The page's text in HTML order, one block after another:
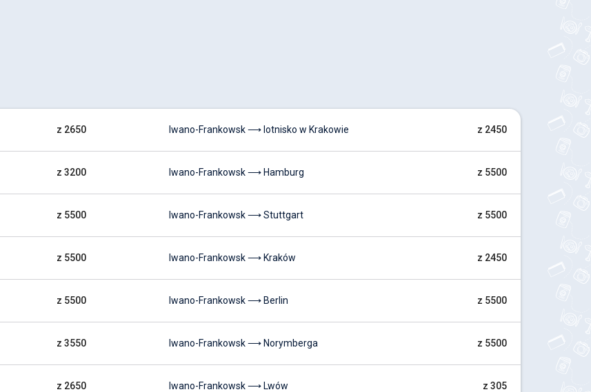
z 2650
z 3200
z 5500
z 5500
z 5500
z 3550
z 2650
Iwano-Frankowsk ⟶ lotnisko w Krakowie z 2450
Iwano-Frankowsk ⟶ Hamburg z 5500
Iwano-Frankowsk ⟶ Stuttgart z 5500
Iwano-Frankowsk ⟶ Kraków z 2450
Iwano-Frankowsk ⟶ Berlin z 5500
Iwano-Frankowsk ⟶ Norymberga z 5500
Iwano-Frankowsk ⟶ Lwów z 305